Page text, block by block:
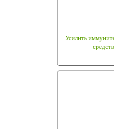
Усилить